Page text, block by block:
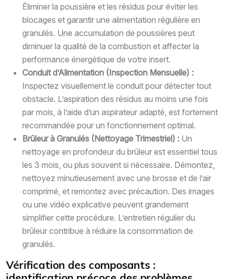
Éliminer la poussière et les résidus pour éviter les
blocages et garantir une alimentation régulière en
granulés. Une accumulation de poussières peut
diminuer la qualité de la combustion et affecter la
performance énergétique de votre insert.
Conduit d’Alimentation (Inspection Mensuelle) :
Inspectez visuellement le conduit pour détecter tout
obstacle. L’aspiration des résidus au moins une fois
par mois, à l’aide d’un aspirateur adapté, est fortement
recommandée pour un fonctionnement optimal.
Brûleur à Granulés (Nettoyage Trimestriel) : Un
nettoyage en profondeur du brûleur est essentiel tous
les 3 mois, ou plus souvent si nécessaire. Démontez,
nettoyez minutieusement avec une brosse et de l’air
comprimé, et remontez avec précaution. Des images
ou une vidéo explicative peuvent grandement
simplifier cette procédure. L’entretien régulier du
brûleur contribue à réduire la consommation de
granulés.
Vérification des composants :